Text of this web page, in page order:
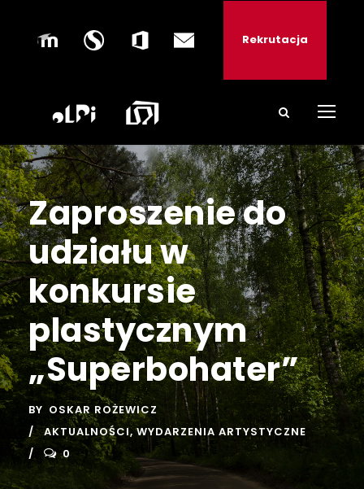
Rekrutacja
Zaproszenie do
udziału w
konkursie
plastycznym
„Superbohater”
BY OSKAR ROŻEWICZ
AKTUALNOŚCI, WYDARZENIA ARTYSTYCZNE
0